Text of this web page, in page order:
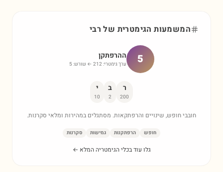
המשמעות הגימטרית של רבי
5 ההרפתקן
ערך גימטרי:212 ← שורש: 5
ר
200
ב
2
י
10
חובבי חופש, שינויים והרפתקאות. מסתגלים במהירות ומלאי סקרנות.
חופש הרפתקנות גמישות סקרנות
גלו עוד בכלי הגימטריה המלא ←